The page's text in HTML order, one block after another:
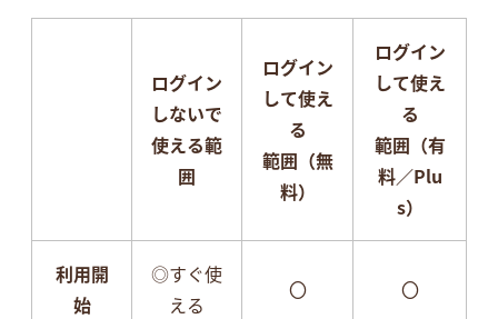
ログイン
しないで
使える範
囲
ログイン
して使え
る
範囲 （無
料）
ログイン
して使え
る
範囲 （有
料／Plu
s）
利用開
始
◎すぐ使
える
〇 〇